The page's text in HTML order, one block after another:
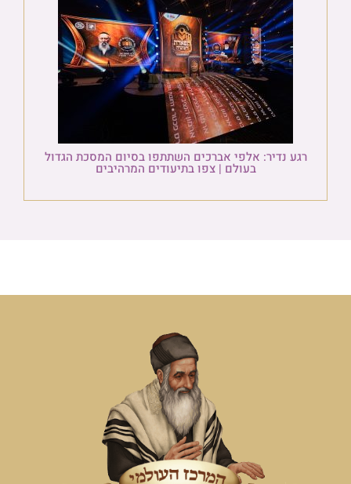
רגע נדיר: אלפי אברכים השתתפו בסיום המסכת הגדול
בעולם | צפו בתיעודים המרהיבים